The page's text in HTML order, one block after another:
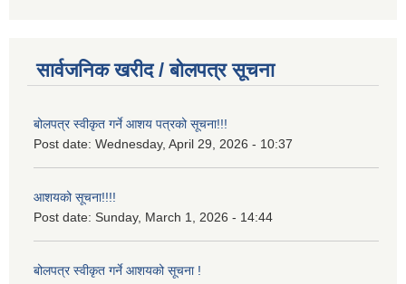
सार्वजनिक खरीद / बोलपत्र सूचना
बोलपत्र स्वीकृत गर्ने आशय पत्रको सूचना!!!
Post date: Wednesday, April 29, 2026 - 10:37
आशयको सूचना!!!!
Post date: Sunday, March 1, 2026 - 14:44
बोलपत्र स्वीकृत गर्ने आशयको सूचना !